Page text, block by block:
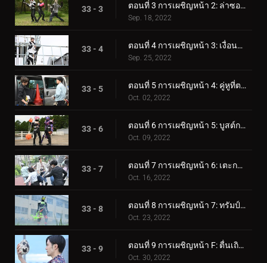
33 - 3 ตอนที่ 3 การเผชิญหน้า 2: ล่าซอมบี้
Sep. 18, 2022
33 - 4 ตอนที่ 4 การเผชิญหน้า 3: เงื่อนไขในการชนะ
Sep. 25, 2022
33 - 5 ตอนที่ 5 การเผชิญหน้า 4: คู่หูที่ตรงกัน
Oct. 02, 2022
33 - 6 ตอนที่ 6 การเผชิญหน้า 5: บูสต์การพลิกผัน
Oct. 09, 2022
33 - 7 ตอนที่ 7 การเผชิญหน้า 6: เตะกระป๋องและบอสตัวสุดท้าย
Oct. 16, 2022
33 - 8 ตอนที่ 8 การเผชิญหน้า 7: ทรัมป์การ์ดนินจา
Oct. 23, 2022
33 - 9 ตอนที่ 9 การเผชิญหน้า F: ตื่นเถิด! สัตว์ประหลาด
Oct. 30, 2022